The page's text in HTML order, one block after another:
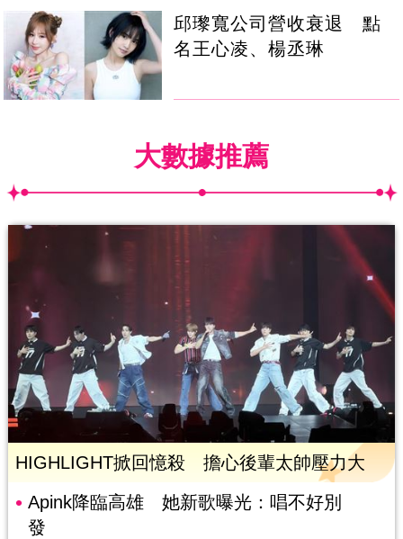
邱瓈寬公司營收衰退 點
名王心凌、楊丞琳
大數據推薦
HIGHLIGHT掀回憶殺 擔心後輩太帥壓力大
Apink降臨高雄 她新歌曝光：唱不好別
發